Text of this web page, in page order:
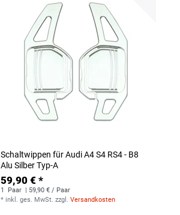
Schaltwippen für Audi A4 S4 RS4 - B8
Alu Silber Typ-A
59,90 € *
1 Paar
| 59,90 € / Paar
* inkl. ges. MwSt. zzgl.Versandkosten